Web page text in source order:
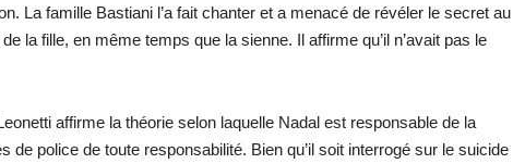
La famille Bastiani l’a fait chanter et a menacé de révéler le secret au
la fille, en même temps que la sienne. Il affirme qu’il n’avait pas le
affirme la théorie selon laquelle Nadal est responsable de la
de police de toute responsabilité. Bien qu’il soit interrogé sur le suicide